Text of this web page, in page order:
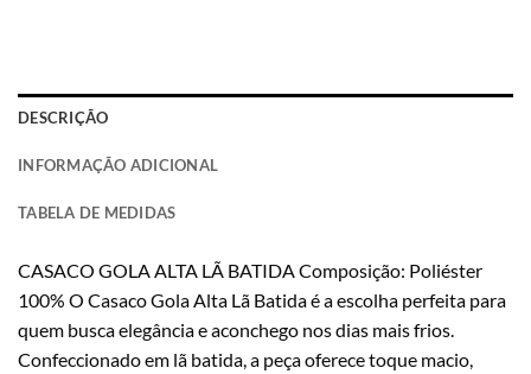
DESCRIÇÃO
INFORMAÇÃO ADICIONAL
TABELA DE MEDIDAS
CASACO GOLA ALTA LÃ BATIDA Composição: Poliéster
100% O Casaco Gola Alta Lã Batida é a escolha perfeita para
quem busca elegância e aconchego nos dias mais frios.
Confeccionado em lã batida, a peça oferece toque macio,